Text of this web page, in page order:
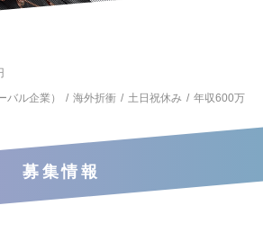
ル企業）
海外折衝 土日祝休み
年収600万
募集情報